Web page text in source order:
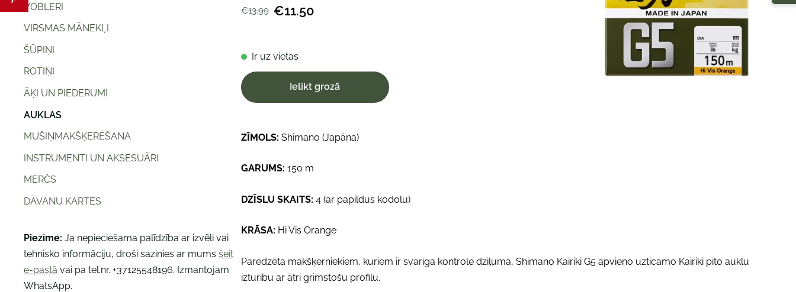
VOBLERI
VIRSMAS MĀNEKĻI
ŠŪPIŅI
ROTIŅI
ĀĶI UN PIEDERUMI
AUKLAS
MUŠIŅMAKŠĶERĒŠANA
INSTRUMENTI UN AKSESUĀRI
MERČS
DĀVANU KARTES
Piezīme: Ja nepieciešama palīdzība ar izvēli vai
tehnisko informāciju, droši sazinies ar mums šeit
e-pastā vai pa tel.nr. +37125548196. Izmantojam
WhatsApp.
€13.99 €11.50
Ir uz vietas
Ielikt grozā
ZĪMOLS: Shimano (Japāna)
GARUMS: 150 m
DZĪSLU SKAITS: 4 (ar papildus kodolu)
KRĀSA: Hi Vis Orange
Paredzēta makšķerniekiem, kuriem ir svarīga kontrole dziļumā, Shimano Kairiki G5 apvieno uzticamo Kairiki pīto auklu
izturību ar ātri grimstošu profilu.